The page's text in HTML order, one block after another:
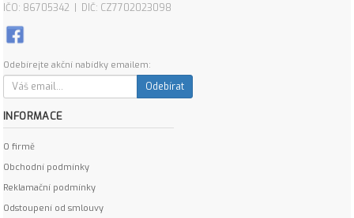
IČO: 86705342 | DIČ: CZ7702023098
Odebírejte akční nabídky emailem:
Odebírat
INFORMACE
O firmě
Obchodní podmínky
Reklamační podmínky
Odstoupení od smlouvy